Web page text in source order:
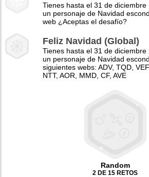
Tienes hasta el 31 de
un personaje de Navidad
web ¿Aceptas el desafío?
Feliz Navidad (Global)
Tienes hasta el 31 de
un personaje de Navidad
siguientes webs: ADV, TQD,
NTT, AOR, MMD, CF, AVE
Random
2 DE 15 RETOS